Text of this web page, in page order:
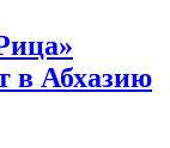
в Абхазию